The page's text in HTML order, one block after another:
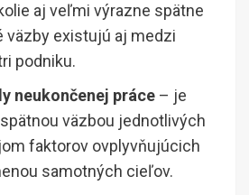
aj veľmi výrazne spätne
väzby existujú aj medzi
podniku.
neukončenej práce – je
väzbou jednotlivých
faktorov ovplyvňujúcich
samotných cieľov.